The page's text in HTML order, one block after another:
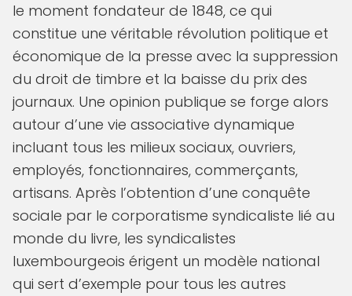
le moment fondateur de 1848, ce qui
constitue une véritable révolution politique et
économique de la presse avec la suppression
du droit de timbre et la baisse du prix des
journaux. Une opinion publique se forge alors
autour d’une vie associative dynamique
incluant tous les milieux sociaux, ouvriers,
employés, fonctionnaires, commerçants,
artisans. Après l’obtention d’une conquête
sociale par le corporatisme syndicaliste lié au
monde du livre, les syndicalistes
luxembourgeois érigent un modèle national
qui sert d’exemple pour tous les autres